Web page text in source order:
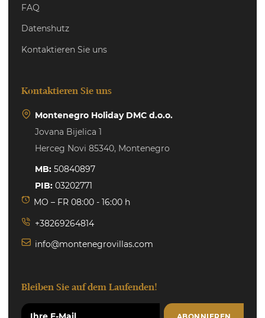
FAQ
Datenshutz
Kontaktieren Sie uns
Kontaktieren Sie uns
Montenegro Holiday DMC d.o.o.
Jovana Bijelica 1
Herceg Novi 85340, Montenegro
MB:50840897
PIB:03202771
MO – FR 08:00 - 16:00 h
+38269264814
info@montenegrovillas.com
Bleiben Sie auf dem Laufenden!